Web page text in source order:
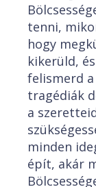
tenni,
hogy
kikerüld,
felismerd
tragédiák
a
minden
épít, akár